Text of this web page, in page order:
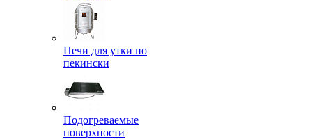
Печи для утки по
пекински
Подогреваемые
поверхности